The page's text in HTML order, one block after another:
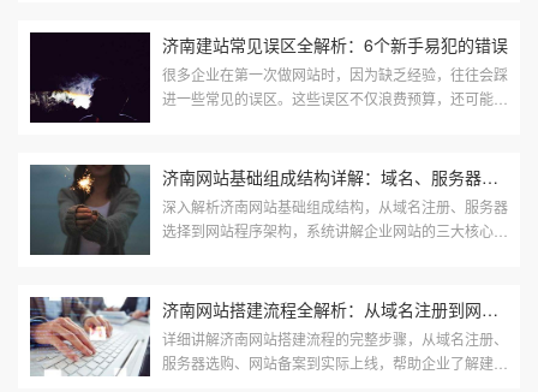
济南建站常见误区全解析：6个新手易犯的错误
很多企业在第一次做网站时，因为缺乏经验，往往会踩
进一些常见的误区。这些误区不仅浪费预算，还可能导
济南网站基础组成结构详解：域名、服务器与程序三大核心模块
深入解析济南网站基础组成结构，从域名注册、服务器
选择到网站程序架构，系统讲解企业网站的三大核心模
济南网站搭建流程全解析：从域名注册到网站上线的完整指南
详细讲解济南网站搭建流程的完整步骤，从域名注册、
服务器选购、网站备案到实际上线，帮助企业了解建站